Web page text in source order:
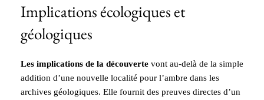
Implications écologiques et
géologiques
Les implications de la découverte vont au-delà de la simple
addition d’une nouvelle localité pour l’ambre dans les
archives géologiques. Elle fournit des preuves directes d’un